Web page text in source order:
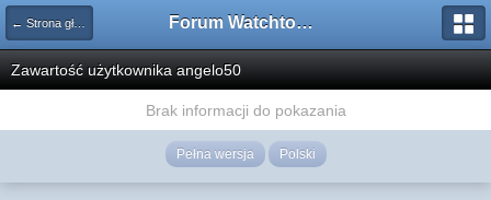
← Strona główna Forum Watchtower
Zawartość użytkownika angelo50
Brak informacji do pokazania
Pełna wersja Polski